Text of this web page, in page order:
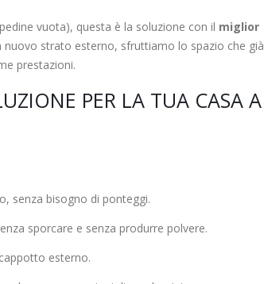
vuota), questa è la soluzione con il miglior
nuovo strato esterno, sfruttiamo lo spazio che già
prestazioni.
PER LA TUA CASA A
senza bisogno di ponteggi.
sporcare e senza produrre polvere.
esterno.